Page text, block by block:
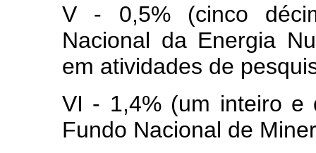
V - 0,5% (cinco
Nacional da Energia
em atividades de
VI - 1,4% (um inteiro e
Fundo Nacional de